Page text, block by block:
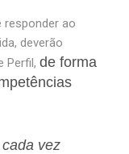
responder ao
deverão
Perfil, de forma
vez